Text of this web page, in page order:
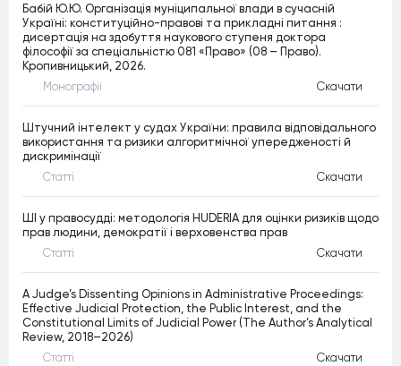
Бабій Ю.Ю. Організація муніципальної влади в сучасній
Україні: конституційно-правові та прикладні питання :
дисертація на здобуття наукового ступеня доктора
філософії за спеціальністю 081 «Право» (08 – Право).
Кропивницький, 2026.
Монографiї Скачати
Штучний інтелект у судах України: правила відповідального
використання та ризики алгоритмічної упередженості й
дискримінації
Статтi Скачати
ШІ у правосудді: методологія HUDERIA для оцінки ризиків щодо
прав людини, демократії і верховенства прав
Статтi Скачати
A Judge’s Dissenting Opinions in Administrative Proceedings:
Effective Judicial Protection, the Public Interest, and the
Constitutional Limits of Judicial Power (The Author’s Analytical
Review, 2018–2026)
Статтi Скачати